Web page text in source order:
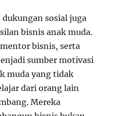
sosial juga
bisnis anak muda.
bisnis, serta
sumber motivasi
muda yang tidak
dari orang lain
Mereka